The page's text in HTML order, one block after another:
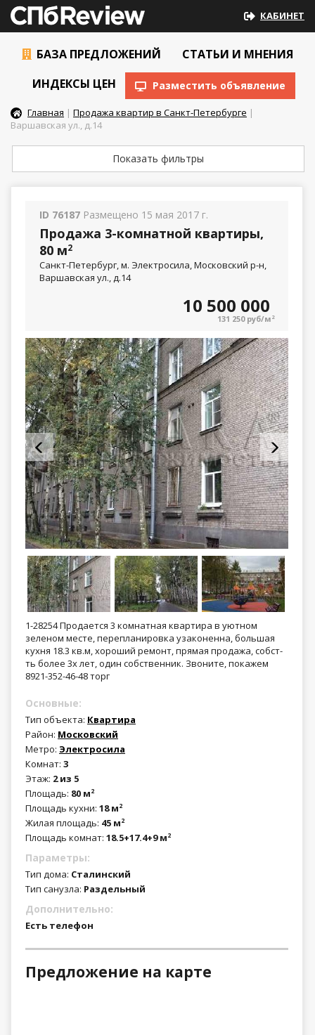
КАБИНЕТ
БАЗА ПРЕДЛОЖЕНИЙ
СТАТЬИ И МНЕНИЯ
ИНДЕКСЫ ЦЕН
Разместить объявление
Главная | Продажа квартир в Санкт-Петербурге |
Варшавская ул., д.14
Показать фильтры
ID 76187 Размещено 15 мая 2017 г.
Продажа 3-комнатной квартиры,
80 м2
Санкт-Петербург, м. Электросила, Московский р-н,
Варшавская ул., д.14
10 500 000
131 250 руб/м 2
1-28254 Продается 3 комнатная квартира в уютном
зеленом месте, перепланировка узаконенна, большая
кухня 18.3 кв.м, хороший ремонт, прямая продажа, собст-
ть более 3х лет, один собственник. Звоните, покажем
8921-352-46-48 торг
Основные:
Тип объекта: Квартира
Район: Московский
Метро: Электросила
Комнат: 3
Этаж: 2 из 5
Площадь: 80 м2
Площадь кухни: 18 м2
Жилая площадь: 45 м2
Площадь комнат: 18.5+17.4+9 м2
Параметры:
Тип дома: Сталинский
Тип санузла: Раздельный
Дополнительно:
Есть телефон
Предложение на карте